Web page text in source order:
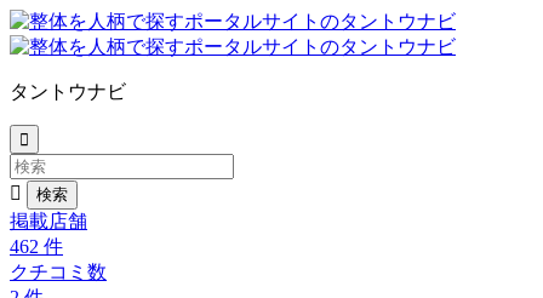
タントウナビ


掲載店舗
462 件
クチコミ数